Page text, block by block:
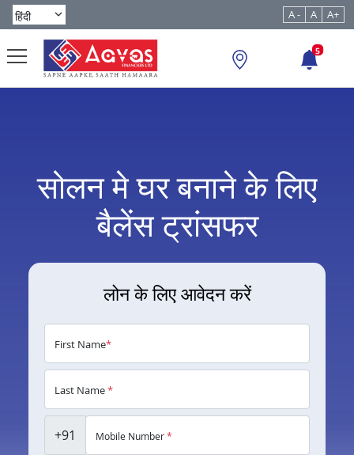
A - A A+
5
सोलन मे घर बनाने के लिए
बैलेंस ट्रांसफर
लोन के लिए आवेदन करें
First Name*
Last Name*
+91 Mobile Number*